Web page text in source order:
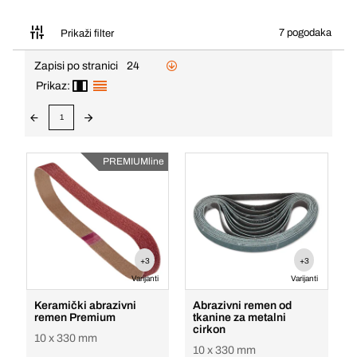
Prikaži filter 7 pogodaka
Zapisi po stranici
24
Prikaz:
1
PREMIUMline
+3
Varijanti
Keramički abrazivni
remen Premium
10 x 330 mm
+3
Varijanti
Abrazivni remen od
tkanine za metalni
cirkon
10 x 330 mm